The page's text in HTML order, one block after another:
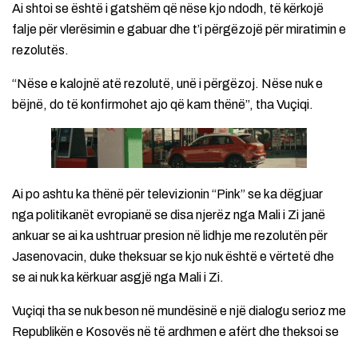
Ai shtoi se është i gatshëm që nëse kjo ndodh, të kërkojë
falje për vlerësimin e gabuar dhe t’i përgëzojë për miratimin e
rezolutës.
“Nëse e kalojnë atë rezolutë, unë i përgëzoj. Nëse nuk e
bëjnë, do të konfirmohet ajo që kam thënë”, tha Vuçiqi.
Ai po ashtu ka thënë për televizionin “Pink” se ka dëgjuar
nga politikanët evropianë se disa njerëz nga Mali i Zi janë
ankuar se ai ka ushtruar presion në lidhje me rezolutën për
Jasenovacin, duke theksuar se kjo nuk është e vërtetë dhe
se ai nuk ka kërkuar asgjë nga Mali i Zi.
Vuçiqi tha se nuk beson në mundësinë e një dialogu serioz me
Republikën e Kosovës në të ardhmen e afërt dhe theksoi se